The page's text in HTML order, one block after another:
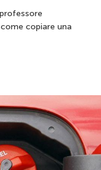
copiare una